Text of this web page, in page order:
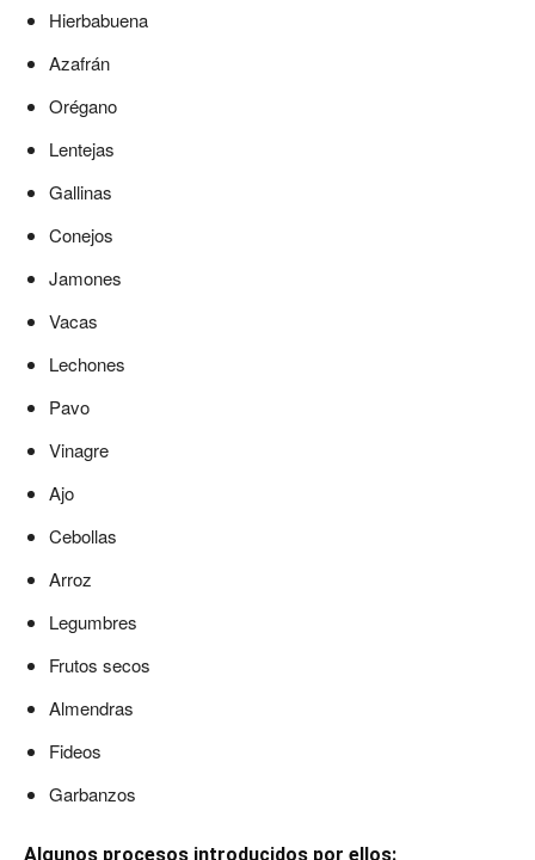
Hierbabuena
Azafrán
Orégano
Lentejas
Gallinas
Conejos
Jamones
Vacas
Lechones
Pavo
Vinagre
Ajo
Cebollas
Arroz
Legumbres
Frutos secos
Almendras
Fideos
Garbanzos
Algunos procesos introducidos por ellos: